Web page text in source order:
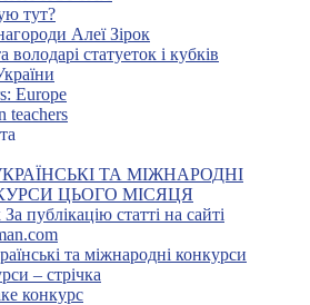
тут?
Алеї Зірок
володарі статуеток і кубків
Europe
teachers
ТА МІЖНАРОДНІ
ЦЬОГО МІСЯЦЯ
публікацію статті на сайті
та міжнародні конкурси
– стрічка
конкурс